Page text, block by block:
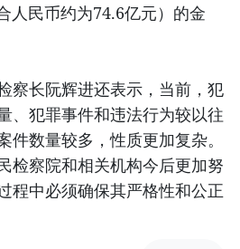
人民币约为74.6亿元）的金
察长阮辉进还表示，当前，犯
、犯罪事件和违法行为较以往
件数量较多，性质更加复杂。
检察院和相关机构今后更加努
程中必须确保其严格性和公正